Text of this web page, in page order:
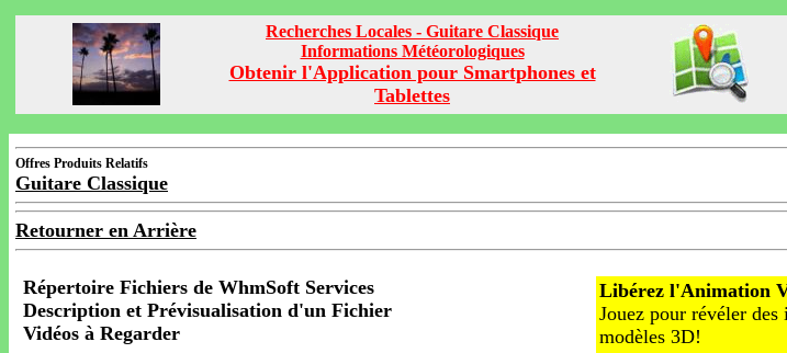
Recherches Locales - Guitare Classique
Informations Météorologiques
Obtenir l'Application pour Smartphones et
Tablettes
Offres Produits Relatifs
Guitare Classique
Retourner en Arrière
Répertoire Fichiers de WhmSoft Services
Description et Prévisualisation d'un Fichier
Vidéos à Regarder
Libérez l'Animation
Jouez pour révéler des
modèles 3D!